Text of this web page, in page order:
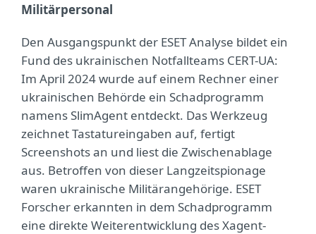
Militärpersonal
Den Ausgangspunkt der ESET Analyse bildet ein
Fund des ukrainischen Notfallteams CERT-UA:
Im April 2024 wurde auf einem Rechner einer
ukrainischen Behörde ein Schadprogramm
namens SlimAgent entdeckt. Das Werkzeug
zeichnet Tastatureingaben auf, fertigt
Screenshots an und liest die Zwischenablage
aus. Betroffen von dieser Langzeitspionage
waren ukrainische Militärangehörige. ESET
Forscher erkannten in dem Schadprogramm
eine direkte Weiterentwicklung des Xagent-